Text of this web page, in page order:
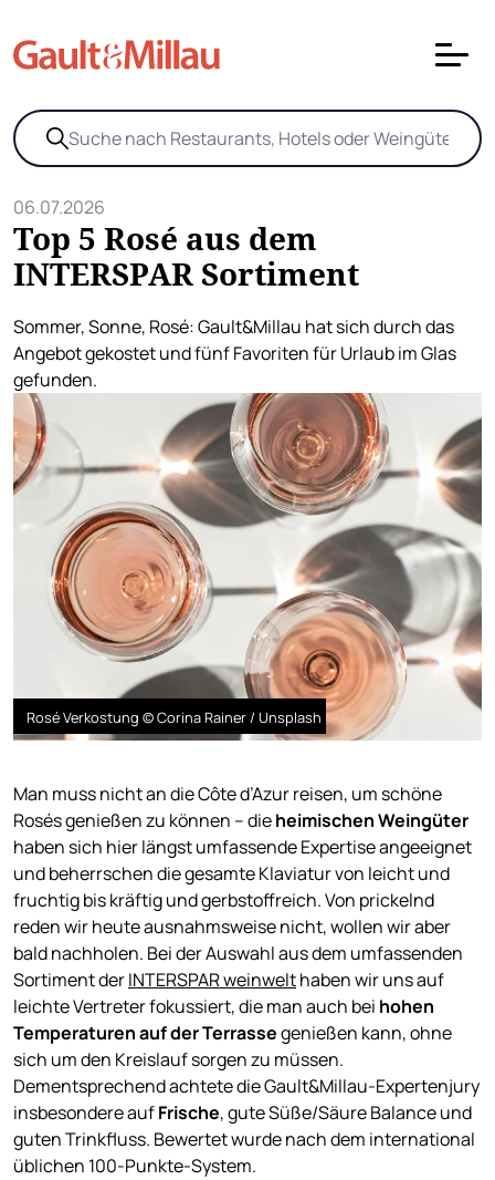
06.07.2026
Top 5 Rosé aus dem
INTERSPAR Sortiment
Sommer, Sonne, Rosé: Gault&Millau hat sich durch das
Angebot gekostet und fünf Favoriten für Urlaub im Glas
gefunden.
Rosé Verkostung © Corina Rainer / Unsplash
Man muss nicht an die Côte d’Azur reisen, um schöne
Rosés genießen zu können – dieheimischen Weingüter
haben sich hier längst umfassende Expertise angeeignet
und beherrschen die gesamte Klaviatur von leicht und
fruchtig bis kräftig und gerbstoffreich. Von prickelnd
reden wir heute ausnahmsweise nicht, wollen wir aber
bald nachholen. Bei der Auswahl aus dem umfassenden
Sortiment derINTERSPAR weinwelthaben wir uns auf
leichte Vertreter fokussiert, die man auch bei hohen
Temperaturen auf der Terrassegenießen kann, ohne
sich um den Kreislauf sorgen zu müssen.
Dementsprechend achtete die Gault&Millau-Expertenjury
insbesondere aufFrische, gute Süße/Säure Balance und
guten Trinkfluss. Bewertet wurde nach dem international
üblichen 100-Punkte-System.